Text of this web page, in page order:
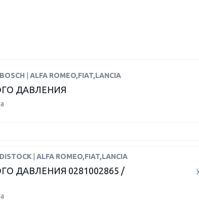
BOSCH ALFA ROMEO,FIAT,LANCIA
ДАВЛЕНИЯ
DISTOCK ALFA ROMEO,FIAT,LANCIA
ДАВЛЕНИЯ 0281002865 /